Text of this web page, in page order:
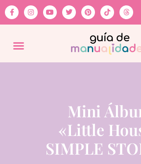
Mini
«Little
SIMPLE